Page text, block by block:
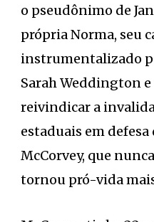
o pseudônimo de
própria Norma, seu
instrumentalizado
Sarah Weddington
reivindicar a
estaduais em
McCorvey, que
tornou pró-vida